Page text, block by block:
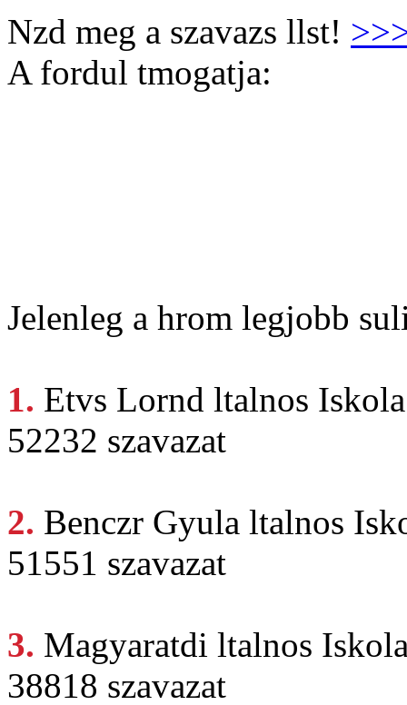
Nzd meg a szavazs llst!
A fordul tmogatja:
Jelenleg a hrom legjobb
1. Etvs Lornd ltalnos
52232 szavazat
2. Benczr Gyula ltalnos
51551 szavazat
3. Magyaratdi ltalnos
38818 szavazat